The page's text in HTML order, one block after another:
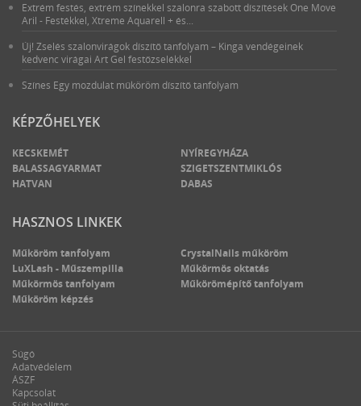
Extrém festés, extrém színekkel szalonra szabott díszítések One Move
Aril - Festékkel, Xtreme Aquarell + és...
Új! Zselés szalonvirágok díszítő tanfolyam – Kinga vendégeinek
kedvenc virágai Art Gel festőzselékkel
Színes Egy mozdulat műköröm díszítő tanfolyam
KÉPZŐHELYEK
KECSKEMÉT
NYÍREGYHÁZA
BALASSAGYARMAT
SZIGETSZENTMIKLÓS
HATVAN
DABAS
HASZNOS LINKEK
Műköröm tanfolyam
CrystalNails műköröm
LuXLash - Műszempilla
Műkörmös oktatás
Műkörmös tanfolyam
Műkörömépítő tanfolyam
Műköröm képzés
Súgó
Adatvédelem
ÁSZF
Kapcsolat